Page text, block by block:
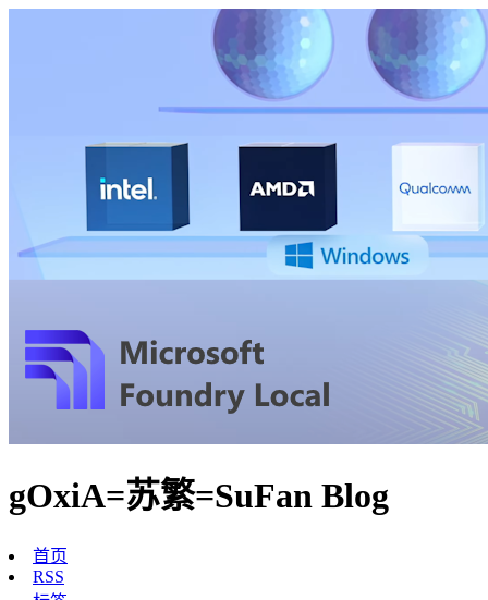
gOxiA=苏繁=SuFan Blog
首页
RSS